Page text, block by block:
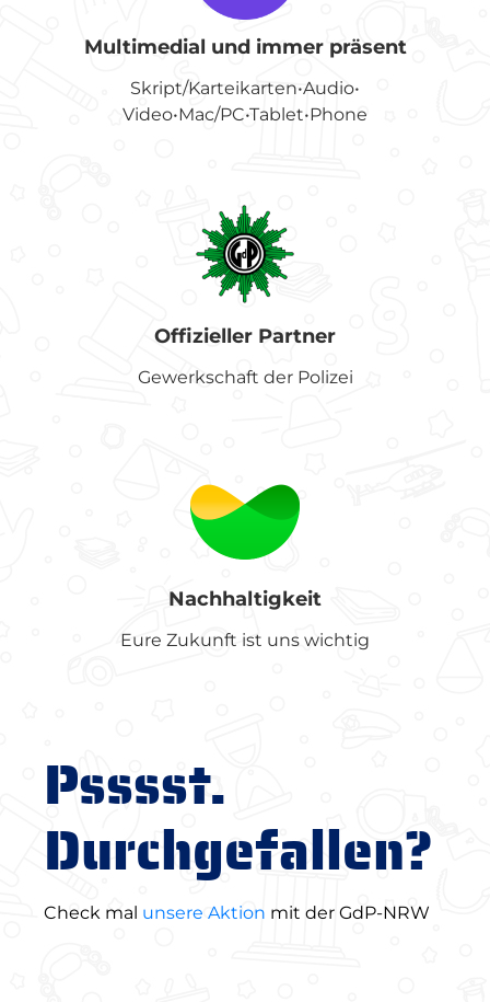
Multimedial und immer präsent
Skript/Karteikarten•Audio•
Video•Mac/PC•Tablet•Phone
Offizieller Partner
Gewerkschaft der Polizei
Nachhaltigkeit
Eure Zukunft ist uns wichtig
Psssst.
Durchgefallen?
Check mal unsere Aktion mit der GdP-NRW